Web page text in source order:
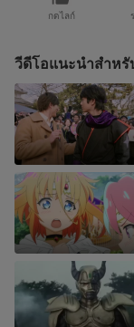
กดไลก์
วีดีโอแนะนำสำห